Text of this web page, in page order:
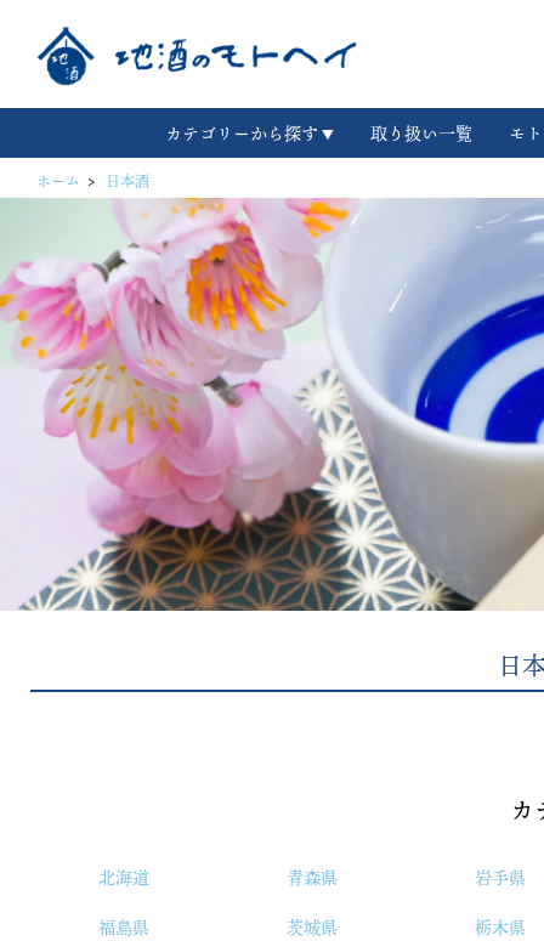
カテゴリーから探す 取り扱い一覧 モ
ホーム > 日本酒
日
北海道 青森県
岩手県
福島県
茨城県
栃木県